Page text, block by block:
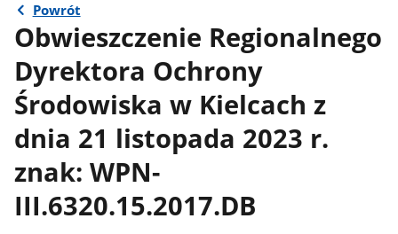
Powrót
Obwieszczenie Regionalnego
Dyrektora Ochrony
Środowiska w Kielcach z
dnia 21 listopada 2023 r.
znak: WPN-
III.6320.15.2017.DB